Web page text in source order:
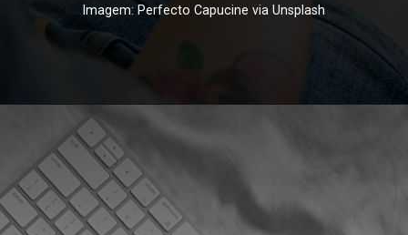
Imagem: Perfecto Capucine via Unsplash